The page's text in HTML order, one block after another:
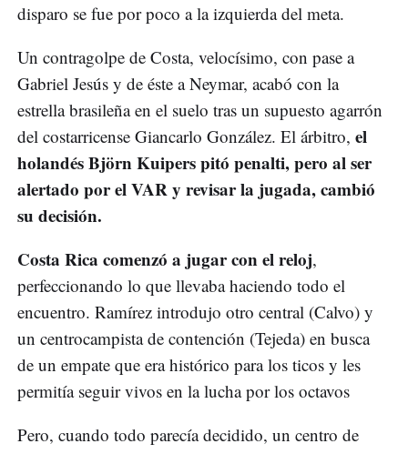
disparo se fue por poco a la izquierda del meta.
Un contragolpe de Costa, velocísimo, con pase a
Gabriel Jesús y de éste a Neymar, acabó con la
estrella brasileña en el suelo tras un supuesto agarrón
del costarricense Giancarlo González. El árbitro, el
holandés Björn Kuipers pitó penalti, pero al ser
alertado por el VAR y revisar la jugada, cambió
su decisión.
Costa Rica comenzó a jugar con el reloj,
perfeccionando lo que llevaba haciendo todo el
encuentro. Ramírez introdujo otro central (Calvo) y
un centrocampista de contención (Tejeda) en busca
de un empate que era histórico para los ticos y les
permitía seguir vivos en la lucha por los octavos
Pero, cuando todo parecía decidido, un centro de